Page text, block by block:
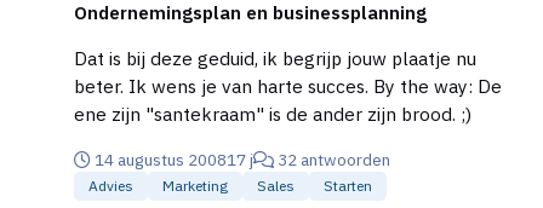
waar ik het over heb. Lieve mensen hier overigens,
en lekker leven anders: mooi uitzicht.
Ondernemingsplan en businessplanning
Dat is bij deze geduid, ik begrijp jouw plaatje nu
beter. Ik wens je van harte succes. By the way: De
ene zijn "santekraam" is de ander zijn brood. ;)
14 augustus 200817 j 32 antwoorden
Advies Marketing Sales Starten